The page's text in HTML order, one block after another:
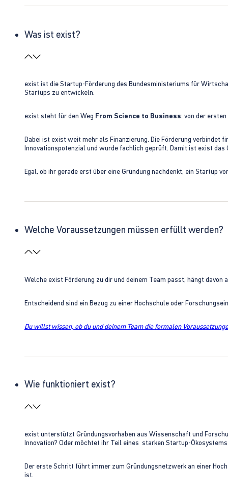
Was ist exist?
exist ist die Startup-Förderung des Bundesministeriums für
Startups zu entwickeln.
exist steht für den Weg From Science to Business: von der
Dabei ist exist weit mehr als Finanzierung. Die Förderung verbindet
Innovationspotenzial und wurde fachlich geprüft. Damit ist exist
Egal, ob ihr gerade erst über eine Gründung nachdenkt, ein Startup
Welche Voraussetzungen müssen erfüllt werden?
Welche exist Förderung zu dir und deinem Team passt, hängt
Entscheidend sind ein Bezug zu einer Hochschule oder
Du willst wissen, ob du und deinem Team die formalen
Wie funktioniert exist?
exist unterstützt Gründungsvorhaben aus Wissenschaft und
Innovation? Oder möchtet ihr Teil eines starken Startup-
Der erste Schritt führt immer zum Gründungsnetzwerk an einer
ist.